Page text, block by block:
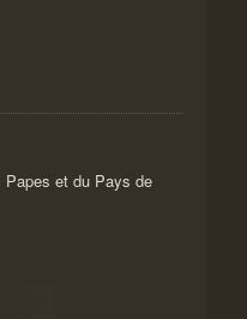
Papes et du Pays de